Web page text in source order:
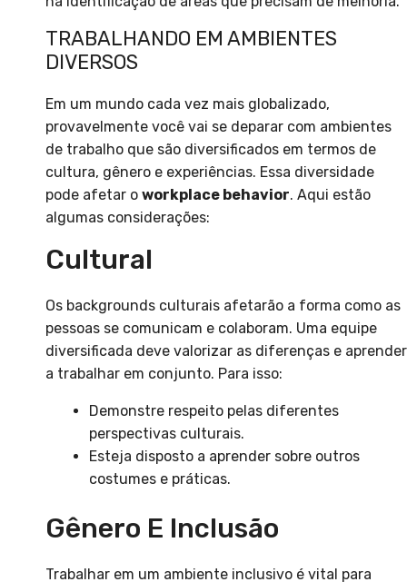
TRABALHANDO EM AMBIENTES
DIVERSOS
Em um mundo cada vez mais globalizado,
provavelmente você vai se deparar com ambientes
de trabalho que são diversificados em termos de
cultura, gênero e experiências. Essa diversidade
pode afetar o workplace behavior. Aqui estão
algumas considerações:
Cultural
Os backgrounds culturais afetarão a forma como as
pessoas se comunicam e colaboram. Uma equipe
diversificada deve valorizar as diferenças e aprender
a trabalhar em conjunto. Para isso:
Demonstre respeito pelas diferentes
perspectivas culturais.
Esteja disposto a aprender sobre outros
costumes e práticas.
Gênero E Inclusão
Trabalhar em um ambiente inclusivo é vital para